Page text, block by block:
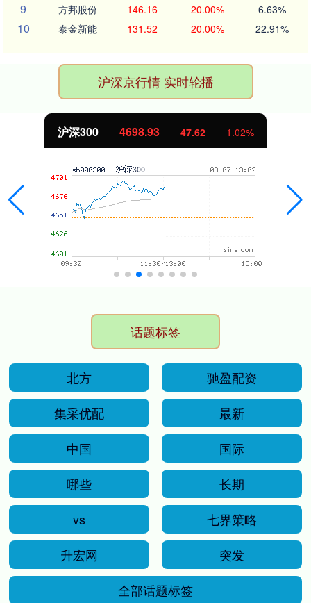
9 方邦股份 146.16 20.00% 6.63%
10 泰金新能 131.52 20.00% 22.91%
沪深京行情 实时轮播
沪深300 4698.93 47.62 1.02%
话题标签
北方
驰盈配资
集采优配
最新
中国
国际
哪些
长期
vs
七界策略
升宏网
突发
全部话题标签